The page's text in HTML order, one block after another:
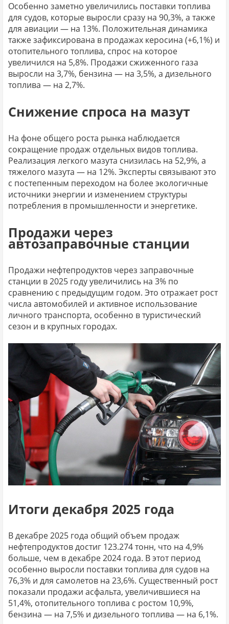
Особенно заметно увеличились поставки топлива
для судов, которые выросли сразу на 90,3%, а также
для авиации — на 13%. Положительная динамика
также зафиксирована в продажах керосина (+6,1%) и
отопительного топлива, спрос на которое
увеличился на 5,8%. Продажи сжиженного газа
выросли на 3,7%, бензина — на 3,5%, а дизельного
топлива — на 2,7%.
Снижение спроса на мазут
На фоне общего роста рынка наблюдается
сокращение продаж отдельных видов топлива.
Реализация легкого мазута снизилась на 52,9%, а
тяжелого мазута — на 12%. Эксперты связывают это
с постепенным переходом на более экологичные
источники энергии и изменением структуры
потребления в промышленности и энергетике.
Продажи через
автозаправочные станции
Продажи нефтепродуктов через заправочные
станции в 2025 году увеличились на 3% по
сравнению с предыдущим годом. Это отражает рост
числа автомобилей и активное использование
личного транспорта, особенно в туристический
сезон и в крупных городах.
Итоги декабря 2025 года
В декабре 2025 года общий объем продаж
нефтепродуктов достиг 123.274 тонн, что на 4,9%
больше, чем в декабре 2024 года. В этот период
особенно выросли поставки топлива для судов на
76,3% и для самолетов на 23,6%. Существенный рост
показали продажи асфальта, увеличившиеся на
51,4%, отопительного топлива с ростом 10,9%,
бензина — на 7,5% и дизельного топлива — на 6,1%.